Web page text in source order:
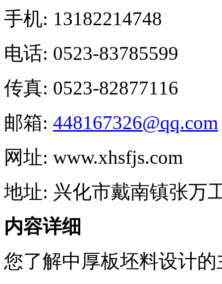
手机: 13182214748
电话: 0523-83785599
传真: 0523-82877116
邮箱: 448167326@qq.com
网址: www.xhsfjs.com
地址: 兴化市戴南镇张万
内容详细
您了解中厚板坯料设计